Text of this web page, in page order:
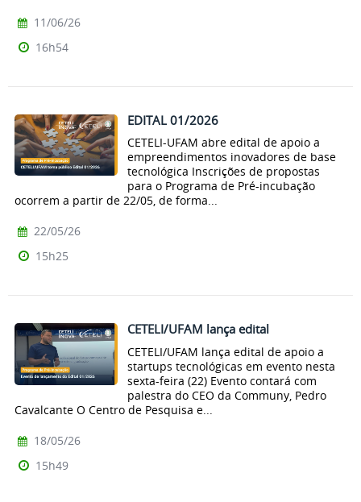
11/06/26
16h54
EDITAL 01/2026
CETELI-UFAM abre edital de apoio a
empreendimentos inovadores de base
tecnológica Inscrições de propostas
para o Programa de Pré-incubação
ocorrem a partir de 22/05, de forma...
22/05/26
15h25
CETELI/UFAM lança edital
CETELI/UFAM lança edital de apoio a
startups tecnológicas em evento nesta
sexta-feira (22) Evento contará com
palestra do CEO da Communy, Pedro
Cavalcante O Centro de Pesquisa e...
18/05/26
15h49